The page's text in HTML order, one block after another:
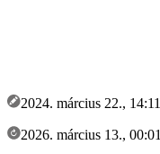
2024. március 22., 14:11
2026. március 13., 00:01